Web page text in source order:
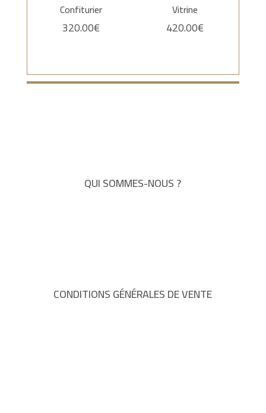
Confiturier
320.00€
Vitrine
420.00€
QUI SOMMES-NOUS ?
CONDITIONS GÉNÉRALES DE VENTE